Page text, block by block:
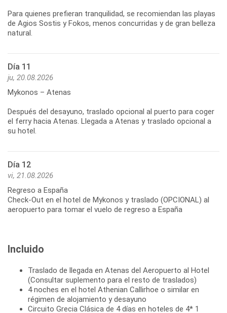
Para quienes prefieran tranquilidad, se recomiendan las playas
de Agios Sostis y Fokos, menos concurridas y de gran belleza
Día 11
ju, 20.08.2026
Mykonos – Atenas
Después del desayuno, traslado opcional al puerto para coger
el ferry hacia Atenas. Llegada a Atenas y traslado opcional a
Día 12
vi, 21.08.2026
Regreso a España
Check-Out en el hotel de Mykonos y traslado (OPCIONAL) al
aeropuerto para tomar el vuelo de regreso a España
Incluido
Traslado de llegada en Atenas del Aeropuerto al Hotel
(Consultar suplemento para el resto de traslados)
4 noches en el hotel Athenian Callirhoe o similar en
régimen de alojamiento y desayuno
Circuito Grecia Clásica de 4 días en hoteles de 4* 1